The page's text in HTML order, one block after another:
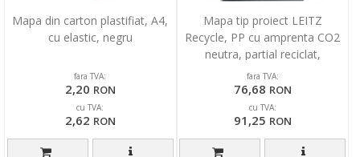
Mapa din carton plastifiat, A4,
cu elastic, negru
fara TVA:
2,20 RON
cu TVA:
2,62 RON
Mapa tip proiect LEITZ
Recycle, PP cu amprenta CO2
neutra, partial reciclat,
certificare Blue Angel,
fara TVA:
76,68 RON
cu TVA:
91,25 RON